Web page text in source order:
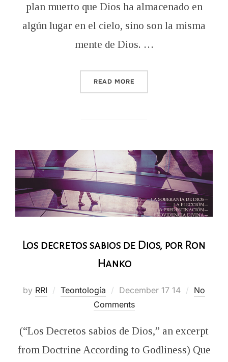
plan muerto que Dios ha almacenado en
algún lugar en el cielo, sino son la misma
mente de Dios. …
READ MORE
Los decretos sabios de Dios, por Ron
Hanko
by RRI Teontología
Posted
on
December 17 14
No
Comments
(“Los Decretos sabios de Dios,” an excerpt
from Doctrine According to Godliness) Que